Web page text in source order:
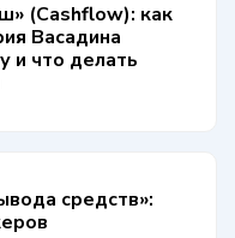
(Cashflow): как
Васадина
и что делать
средств»: